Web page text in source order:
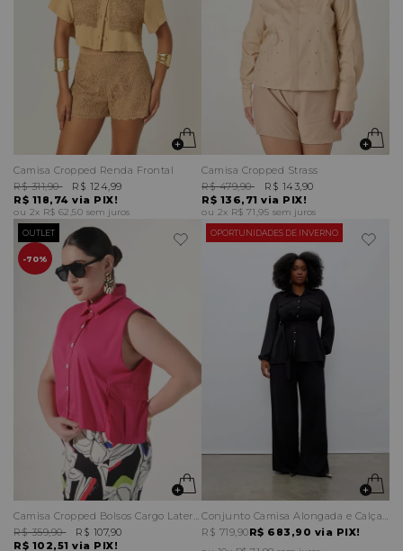
Camisa Cropped Renda Frontal
R$ 118,74 via PIX!
R$ 311,90 R$ 124,99
2x R$ 62,50 sem juros
Camisa Cropped Strass
R$ 136,71 via PIX!
R$ 479,90 R$ 143,90
2x R$ 71,95 sem juros
70%
OUTLET
Camisa Cropped Bolsos Cargo Laterais
R$ 102,51 via PIX!
R$ 359,90 R$ 107,90
OPORTUNIDADES DE INVERNO
Conjunto Camisa Alongada e Calça Pantalona Recortes
R$ 683,90 via PIX!
R$ 719,90